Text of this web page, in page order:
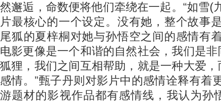
然邂逅，命数便将他们牵绕在一起。“如雪(
片最核心的一个设定。没有她，整个故事
尾狐的夏梓桐对她与孙悟空之间的感情有
电影更像是一个和谐的自然社会，我们是
狐狸，我们之间互相帮助，就是一种大爱
感情。”甄子丹则对影片中的感情诠释有着
游题材的影视作品都有感情线，我认为孙